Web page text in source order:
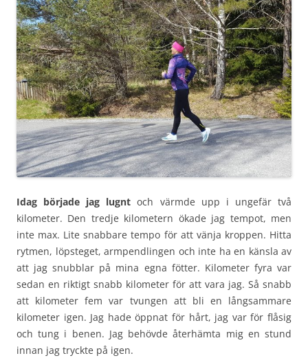
Idag började jag lugnt och värmde upp i ungefär två
kilometer. Den tredje kilometern ökade jag tempot, men
inte max. Lite snabbare tempo för att vänja kroppen. Hitta
rytmen, löpsteget, armpendlingen och inte ha en känsla av
att jag snubblar på mina egna fötter. Kilometer fyra var
sedan en riktigt snabb kilometer för att vara jag. Så snabb
att kilometer fem var tvungen att bli en långsammare
kilometer igen. Jag hade öppnat för hårt, jag var för flåsig
och tung i benen. Jag behövde återhämta mig en stund
innan jag tryckte på igen.